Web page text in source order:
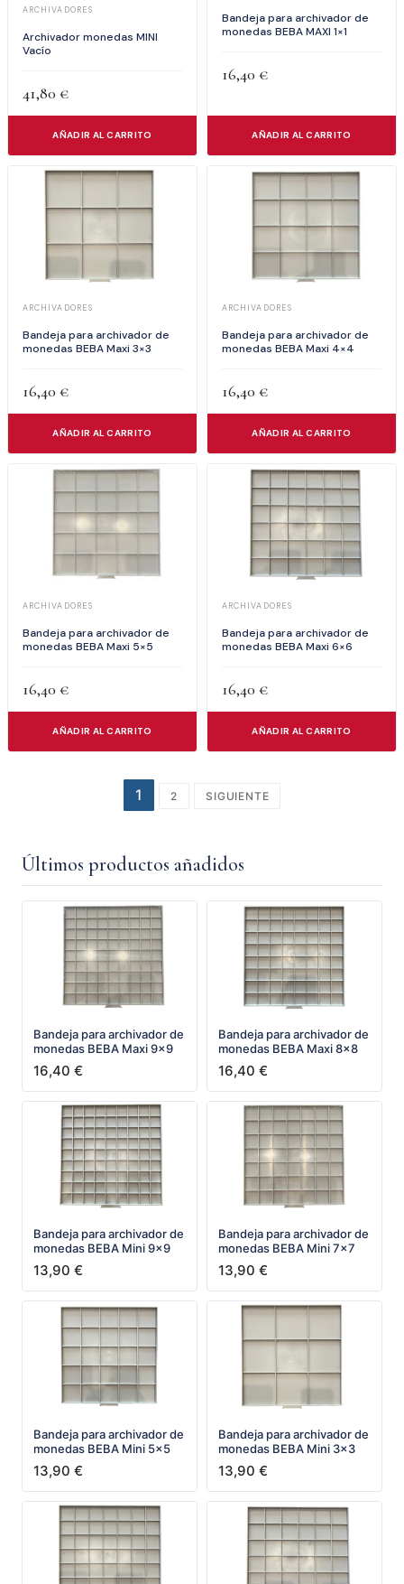
ARCHIVADORES
Archivador monedas MINI
Vacío
41,80 €
AÑADIR AL CARRITO
Bandeja para archivador de
monedas BEBA MAXI 1×1
16,40 €
AÑADIR AL CARRITO
ARCHIVADORES
Bandeja para archivador de
monedas BEBA Maxi 3×3
16,40 €
AÑADIR AL CARRITO
ARCHIVADORES
Bandeja para archivador de
monedas BEBA Maxi 4×4
16,40 €
AÑADIR AL CARRITO
ARCHIVADORES
Bandeja para archivador de
monedas BEBA Maxi 5×5
16,40 €
AÑADIR AL CARRITO
ARCHIVADORES
Bandeja para archivador de
monedas BEBA Maxi 6×6
16,40 €
AÑADIR AL CARRITO
1 2 SIGUIENTE
Últimos productos añadidos
Bandeja para archivador de
monedas BEBA Maxi 9x9
16,40 €
Bandeja para archivador de
monedas BEBA Maxi 8x8
16,40 €
Bandeja para archivador de
monedas BEBA Mini 9x9
13,90 €
Bandeja para archivador de
monedas BEBA Mini 7x7
13,90 €
Bandeja para archivador de
monedas BEBA Mini 5x5
13,90 €
Bandeja para archivador de
monedas BEBA Mini 3x3
13,90 €